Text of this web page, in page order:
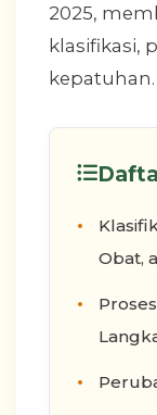
2025,
klasifikasi,
kepatuhan.
Obat,